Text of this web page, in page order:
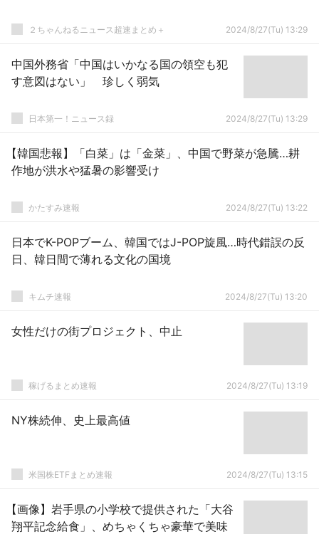
２ちゃんねるニュース超速まとめ＋ 2024/8/27(Tu) 13:29
中国外務省「中国はいかなる国の領空も犯
す意図はない」 珍しく弱気
日本第一！ニュース録 2024/8/27(Tu) 13:29
【韓国悲報】「白菜」は「金菜」、中国で野菜が急騰…耕
作地が洪水や猛暑の影響受け
かたすみ速報 2024/8/27(Tu) 13:22
日本でK-POPブーム、韓国ではJ-POP旋風…時代錯誤の反
日、韓日間で薄れる文化の国境
キムチ速報 2024/8/27(Tu) 13:20
女性だけの街プロジェクト、中止
稼げるまとめ速報 2024/8/27(Tu) 13:19
NY株続伸、史上最高値
米国株ETFまとめ速報 2024/8/27(Tu) 13:15
【画像】岩手県の小学校で提供された「大谷
翔平記念給食」、めちゃくちゃ豪華で美味